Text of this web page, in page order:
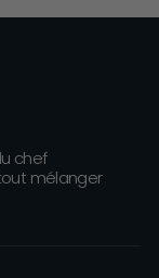
chef
mélanger